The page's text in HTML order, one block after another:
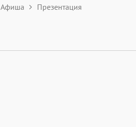
Афиша Презентация